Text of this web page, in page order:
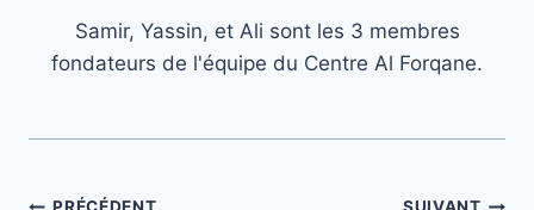
Samir, Yassin, et Ali sont les 3 membres
fondateurs de l'équipe du Centre Al Forqane.